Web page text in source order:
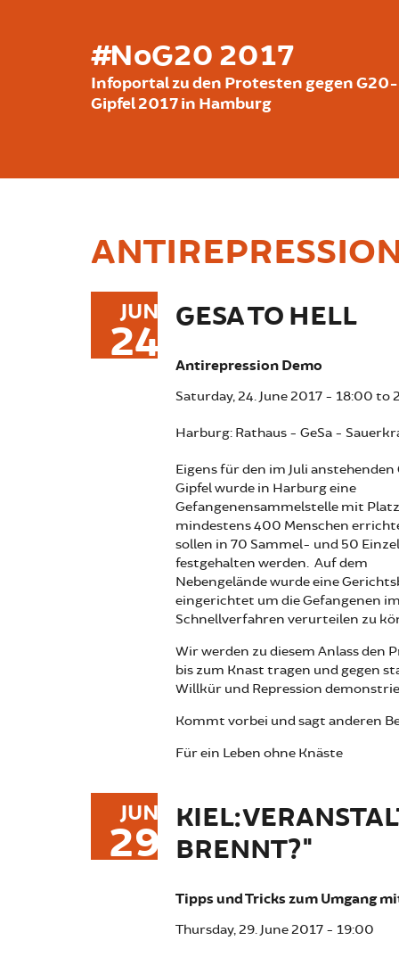
#NoG20 2017
Infoportal zu den Protesten gegen G20-
Gipfel 2017 in Hamburg
JUN
24 GESA TO HELL
Antirepression Demo
Saturday, 24. June 2017 - 18:00 to
Harburg: Rathaus - GeSa -
Eigens für den im Juli
Gipfel wurde in Harburg eine
Gefangenensammelstelle mit
mindestens 400 Menschen
sollen in 70 Sammel- und 50
festgehalten werden. Auf dem
Nebengelände wurde eine
eingerichtet um die Gefangenen im
Schnellverfahren verurteilen zu
Wir werden zu diesem Anlass den
bis zum Knast tragen und gegen
Willkür und Repression
Kommt vorbei und sagt anderen
Für ein Leben ohne Knäste
JUN
29 KIEL:
BRENNT?"
Tipps und Tricks zum Umgang
Thursday, 29. June 2017 - 19:00